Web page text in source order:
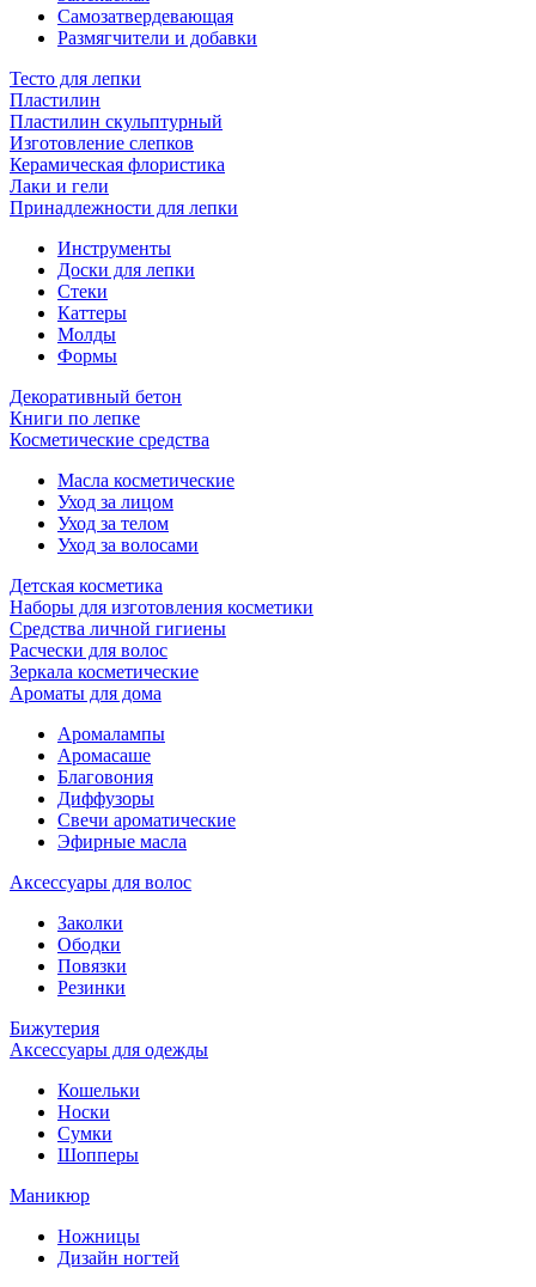
Самозатвердевающая
Размягчители и добавки
Тесто для лепки
Пластилин
Пластилин скульптурный
Изготовление слепков
Керамическая флористика
Лаки и гели
Принадлежности для лепки
Инструменты
Доски для лепки
Стеки
Каттеры
Молды
Формы
Декоративный бетон
Книги по лепке
Косметические средства
Масла косметические
Уход за лицом
Уход за телом
Уход за волосами
Детская косметика
Наборы для изготовления косметики
Средства личной гигиены
Расчески для волос
Зеркала косметические
Ароматы для дома
Аромалампы
Аромасаше
Благовония
Диффузоры
Свечи ароматические
Эфирные масла
Аксессуары для волос
Заколки
Ободки
Повязки
Резинки
Бижутерия
Аксессуары для одежды
Кошельки
Носки
Сумки
Шопперы
Маникюр
Ножницы
Дизайн ногтей